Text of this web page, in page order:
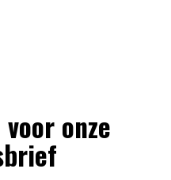
onze